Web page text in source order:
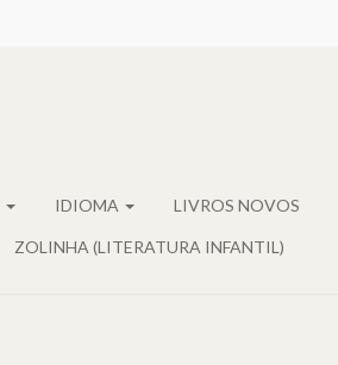
IDIOMA LIVROS NOVOS
ZOLINHA (LITERATURA INFANTIL)